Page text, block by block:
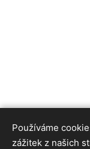
Používáme
zážitek z našich